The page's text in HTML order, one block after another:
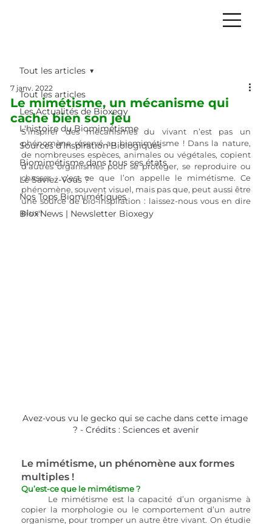
Tout les articles
Les Actualités de Bioxegy
L'histoire du Biomimétisme
Sources d’Inspiration Biologiques
Biomimétisme dans tous ses états
Le Saviez-Vous ?
Nos Tops Biomimétiques
Biox'News | Newsletter Bioxegy
Tout les articles
Le mimétisme, un mécanisme qui
cache bien son jeu
7 janv. 2022
S’inspirer des mécanismes du vivant n’est pas un
phénomène réservé au biomimétisme ! Dans la nature,
de nombreuses espèces, animales ou végétales, copient
d’autres organismes pour se protéger, se reproduire ou
chasser : c’est ce que l’on appelle le mimétisme. Ce
phénomène, souvent visuel, mais pas que, peut aussi être
une source de bio-inspiration : laissez-nous vous en dire
plus !
Avez-vous vu le gecko qui se cache dans cette image
? - Crédits : Sciences et avenir
Le mimétisme, un phénomène aux formes
multiples !
Qu’est-ce que le mimétisme ?
Le mimétisme est la capacité d’un organisme à
copier la morphologie ou le comportement d’un autre
organisme, pour tromper un autre être vivant. On étudie